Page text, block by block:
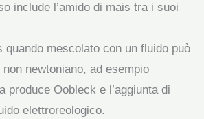
include l’amido di mais tra i suoi
quando mescolato con un fluido può
newtoniano, ad esempio
produce Oobleck e l’aggiunta di
elettroreologico.